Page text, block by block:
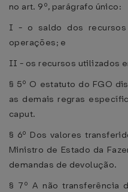
no art. 9º, parágrafo único:
I - o saldo dos
operações; e
II - os recursos utilizados
§ 5º O estatuto do FGO
as demais regras
caput.
§ 6º Dos valores
Ministro de Estado da
demandas de devolução.
§ 7º A não transferência